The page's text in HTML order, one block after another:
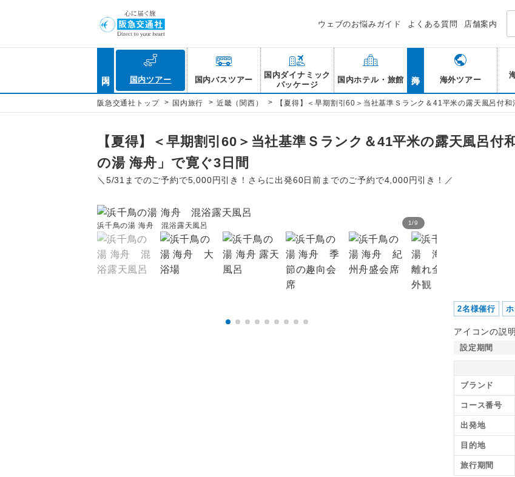
ウェブのお悩みガイド よくある質問 店舗案内
国内ツアー 国内バスツアー
国内ダイナミック
パッケージ
国内ホテル・旅館 海外ツアー
阪急交通社トップ > 国内旅行 > 近畿（関西） > 【夏得】＜早期割引60＞当社基準Ｓランク＆41平米の露天風呂付
【夏得】＜早期割引60＞当社基準Ｓランク＆41平米の露天風呂付
の湯 海舟」で寛ぐ3日間
＼5/31までのご予約で5,000円引き！さらに出発60日前までのご予約で4,000円引き！／
1/9
浜千鳥の湯 海舟 混浴露天風呂
2名様催行
アイコンの説
設定期間
ブランド
コース番号
出発地
目的地
旅行期間